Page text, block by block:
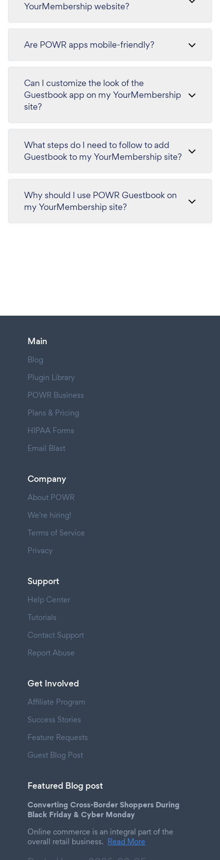
YourMembership website?
Are POWR apps mobile-friendly?
Can I customize the look of the
Guestbook app on my YourMembership
site?
What steps do I need to follow to add
Guestbook to my YourMembership site?
Why should I use POWR Guestbook on
my YourMembership site?
Main
Blog
Plugin Library
POWR Business
Plans & Pricing
HIPAA Forms
Email Blast
Company
About POWR
We're hiring!
Terms of Service
Privacy
Support
Help Center
Tutorials
Contact Support
Report Abuse
Get Involved
Affiliate Program
Success Stories
Feature Requests
Guest Blog Post
Featured Blog post
Converting Cross-Border Shoppers During
Black Friday & Cyber Monday
Online commerce is an integral part of the
overall retail business. Read More